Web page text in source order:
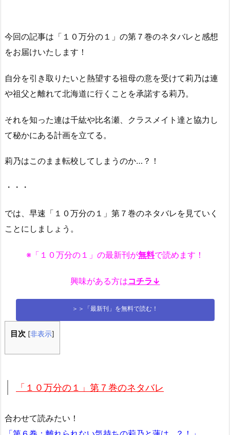
今回の記事は「１０万分の１」の第７巻のネタバレと感想
をお届けいたします！
自分を引き取りたいと熱望する祖母の意を受けて莉乃は連
や祖父と離れて北海道に行くことを承諾する莉乃。
それを知った連は千紘や比名瀬、クラスメイト達と協力し
て秘かにある計画を立てる。
莉乃はこのまま転校してしまうのか…？！
・・・
では、早速「１０万分の１」第７巻のネタバレを見ていく
ことにしましょう。
※「１０万分の１」の最新刊が無料で読めます！
興味がある方はコチラ↓
＞＞「最新刊」を無料で読む！
目次 [非表示]
「１０万分の１」第７巻のネタバレ
合わせて読みたい！